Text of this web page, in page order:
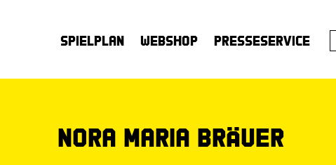
Spielplan Webshop Presseservice
Nora Maria Bräuer